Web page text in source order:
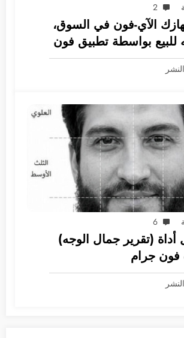
2
الآي-فون في السوق،
بواسطة تطبيق فون
6
(تقرير جمال الوجه)
جرام